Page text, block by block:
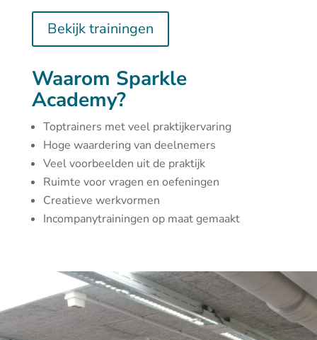
Bekijk trainingen
Waarom Sparkle
Academy?
Toptrainers met veel praktijkervaring
Hoge waardering van deelnemers
Veel voorbeelden uit de praktijk
Ruimte voor vragen en oefeningen
Creatieve werkvormen
Incompanytrainingen op maat gemaakt